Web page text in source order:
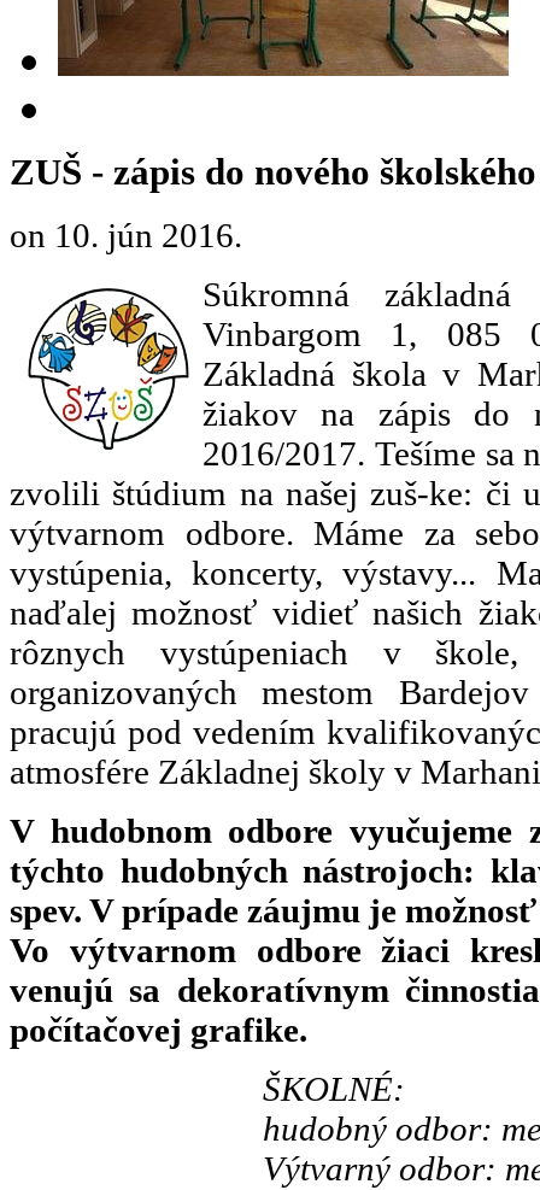
ZUŠ - zápis do nového
on 10. jún 2016.
Súkromná
Vinbargom 1, 085
Základná škola v
žiakov na zápis do
2016/2017. Tešíme sa
zvolili štúdium na našej zuš-ke: či
výtvarnom odbore. Máme za
vystúpenia, koncerty, výstavy...
naďalej možnosť vidieť našich
rôznych vystúpeniach v
organizovaných mestom
pracujú pod vedením
atmosfére Základnej školy v
V hudobnom odbore vyučujeme
týchto hudobných nástrojoch:
spev. V prípade záujmu je
Vo výtvarnom odbore žiaci
venujú sa dekoratívnym
počítačovej grafike.
ŠKOLNÉ:
hudobný odbor:
Výtvarný odbor: